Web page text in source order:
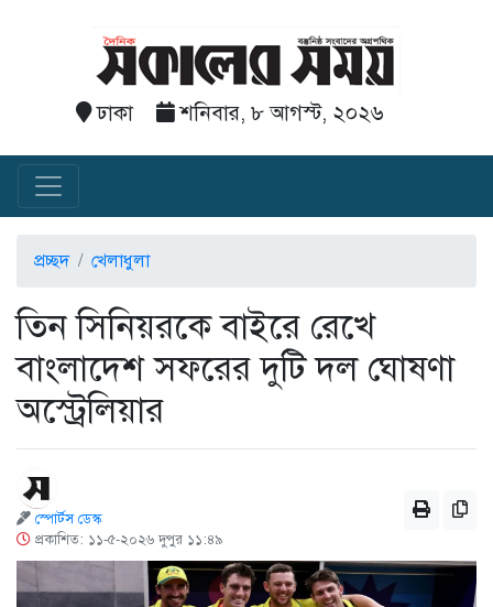
ঢাকা শনিবার, ৮ আগস্ট, ২০২৬
প্রচ্ছদ খেলাধুলা
তিন সিনিয়রকে বাইরে রেখে
বাংলাদেশ সফরের দুটি দল ঘোষণা
অস্ট্রেলিয়ার
স্পোর্টস ডেস্ক
প্রকাশিত: ১১-৫-২০২৬ দুপুর ১১:৪৯